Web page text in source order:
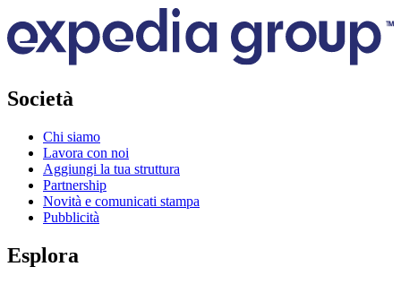
Società
Chi siamo
Lavora con noi
Aggiungi la tua struttura
Partnership
Novità e comunicati stampa
Pubblicità
Esplora